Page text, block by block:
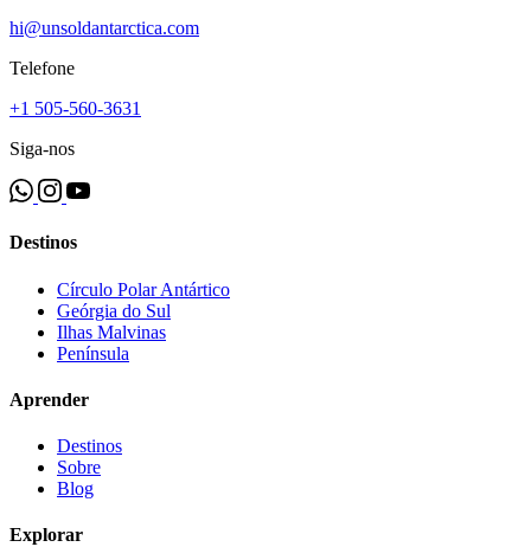
hi@unsoldantarctica.com
Telefone
+1 505-560-3631
Siga-nos
Destinos
Círculo Polar Antártico
Geórgia do Sul
Ilhas Malvinas
Península
Aprender
Destinos
Sobre
Blog
Explorar